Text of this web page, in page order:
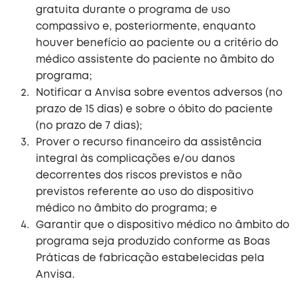
gratuita durante o programa de uso
compassivo e, posteriormente, enquanto
houver benefício ao paciente ou a critério do
médico assistente do paciente no âmbito do
programa;
Notificar a Anvisa sobre eventos adversos (no
prazo de 15 dias) e sobre o óbito do paciente
(no prazo de 7 dias);
Prover o recurso financeiro da assistência
integral às complicações e/ou danos
decorrentes dos riscos previstos e não
previstos referente ao uso do dispositivo
médico no âmbito do programa; e
Garantir que o dispositivo médico no âmbito do
programa seja produzido conforme as Boas
Práticas de fabricação estabelecidas pela
Anvisa.